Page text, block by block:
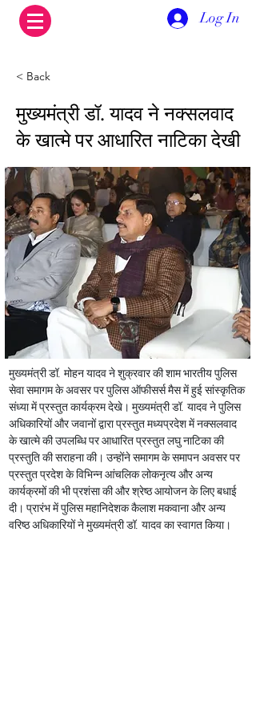
Log In
< Back
मुख्यमंत्री डॉ. यादव ने नक्सलवाद
के खात्मे पर आधारित नाटिका देखी
मुख्यमंत्री डॉ. मोहन यादव ने शुक्रवार की शाम भारतीय पुलिस
सेवा समागम के अवसर पर पुलिस ऑफीसर्स मैस में हुई सांस्कृतिक
संध्या में प्रस्तुत कार्यक्रम देखे। मुख्यमंत्री डॉ. यादव ने पुलिस
अधिकारियों और जवानों द्वारा प्रस्तुत मध्यप्रदेश में नक्सलवाद
के खात्मे की उपलब्धि पर आधारित प्रस्तुत लघु नाटिका की
प्रस्तुति की सराहना की। उन्होंने समागम के समापन अवसर पर
प्रस्तुत प्रदेश के विभिन्न आंचलिक लोकनृत्य और अन्य
कार्यक्रमों की भी प्रशंसा की और श्रेष्ठ आयोजन के लिए बधाई
दी। प्रारंभ में पुलिस महानिदेशक कैलाश मकवाना और अन्य
वरिष्ठ अधिकारियों ने मुख्यमंत्री डॉ. यादव का स्वागत किया।